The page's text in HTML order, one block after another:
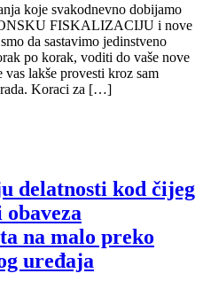
koje svakodnevno dobijamo
FISKALIZACIJU i nove
da sastavimo jedinstveno
po korak, voditi do vaše nove
lakše provesti kroz sam
rada. Koraci za […]
delatnosti kod čijeg
na malo preko
uređaja